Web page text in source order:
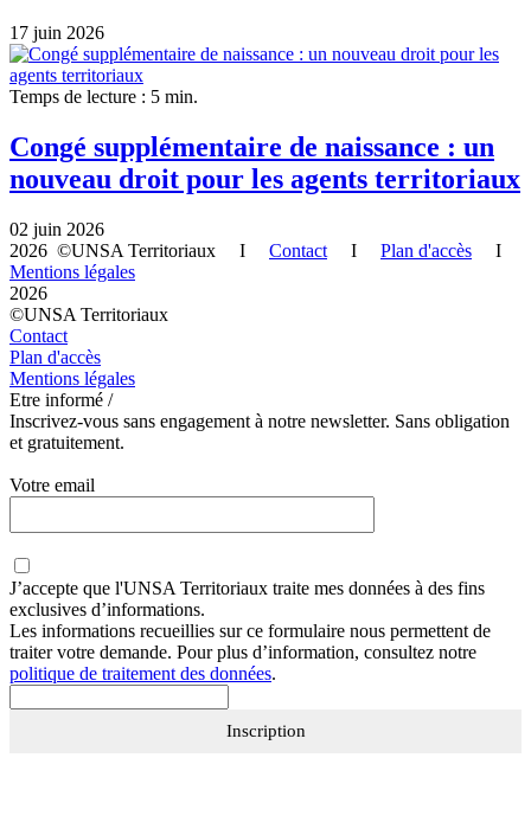
17 juin 2026
Temps de lecture : 5 min.
Congé supplémentaire de naissance : un
nouveau droit pour les agents territoriaux
02 juin 2026
2026 ©UNSA Territoriaux I Contact I Plan d'accès I
Mentions légales
2026
©UNSA Territoriaux
Contact
Plan d'accès
Mentions légales
Etre informé /
Inscrivez-vous sans engagement à notre newsletter. Sans obligation
et gratuitement.
Votre email
J’accepte que l'UNSA Territoriaux traite mes données à des fins
exclusives d’informations.
Les informations recueillies sur ce formulaire nous permettent de
traiter votre demande. Pour plus d’information, consultez notre
politique de traitement des données.
Inscription